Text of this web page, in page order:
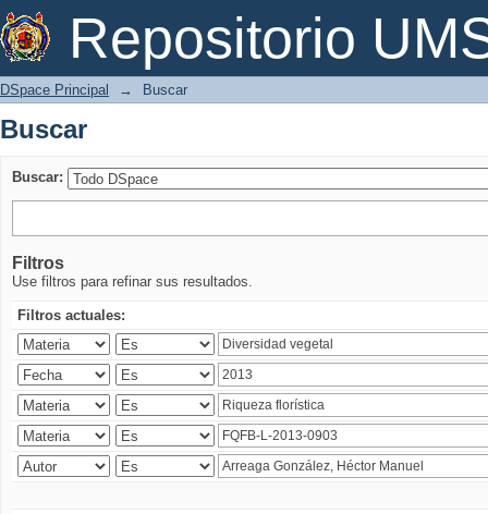
Repositorio
Buscar
DSpace Principal → Buscar
Buscar
Buscar:
Filtros
Use filtros para refinar sus resultados.
Filtros actuales: